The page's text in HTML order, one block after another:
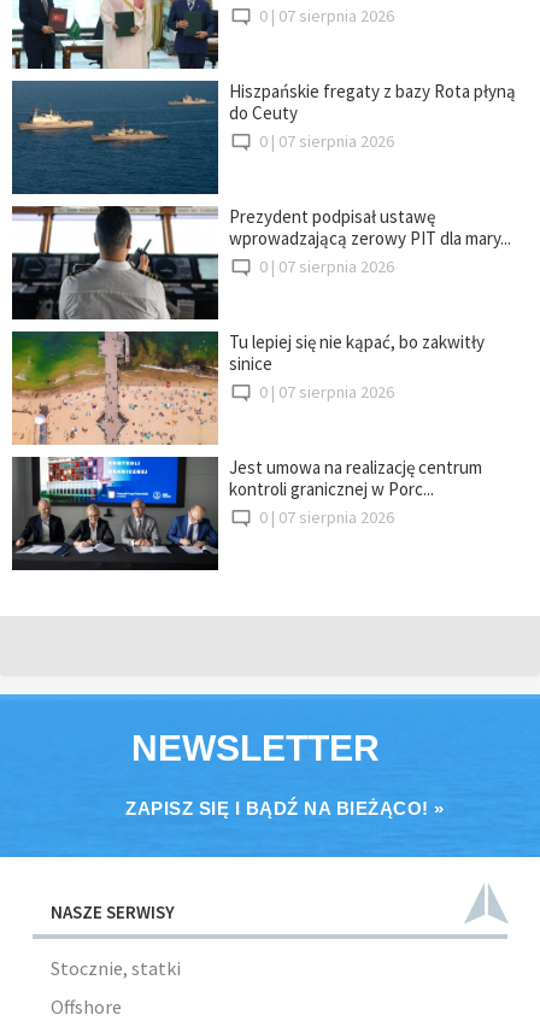
0 | 07 sierpnia 2026
Hiszpańskie fregaty z bazy Rota płyną
do Ceuty
0 | 07 sierpnia 2026
Prezydent podpisał ustawę
wprowadzającą zerowy PIT dla mary...
0 | 07 sierpnia 2026
Tu lepiej się nie kąpać, bo zakwitły
sinice
0 | 07 sierpnia 2026
Jest umowa na realizację centrum
kontroli granicznej w Porc...
0 | 07 sierpnia 2026
NEWSLETTER
ZAPISZ SIĘ I BĄDŹ NA BIEŻĄCO! »
NASZE SERWISY
Stocznie, statki
Offshore